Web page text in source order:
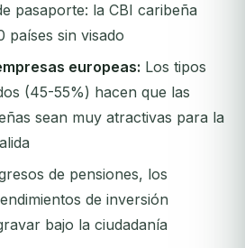
pasaporte: la CBI caribeña
países sin visado
europeas: Los tipos
(45-55%) hacen que las
sean muy atractivas para la
de pensiones, los
de inversión
bajo la ciudadanía